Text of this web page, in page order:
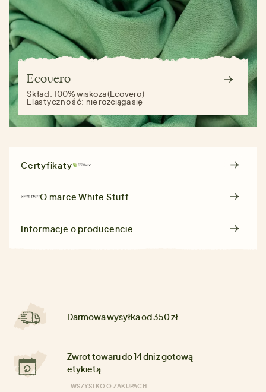
Ecovero
Skład:100% wiskoza (Ecovero)
Elastyczność: nie rozciąga się
Certyfikaty
O marceWhite Stuff
Informacje o producencie
Darmowa wysyłka od 350 zł
Zwrot towaru do 14 dni z gotową
etykietą
WSZYSTKO O ZAKUPACH